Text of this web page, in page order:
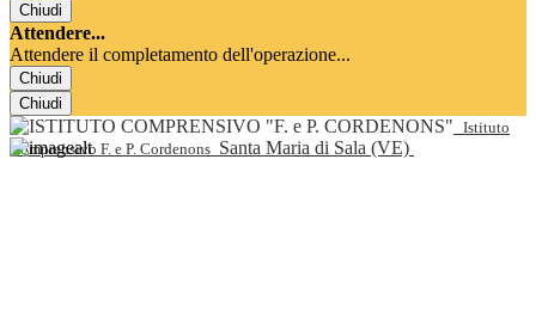
Chiudi
Attendere...
Attendere il completamento dell'operazione...
Chiudi
Chiudi
Istituto
Comprensivo F. e P. Cordenons Santa Maria di Sala (VE)